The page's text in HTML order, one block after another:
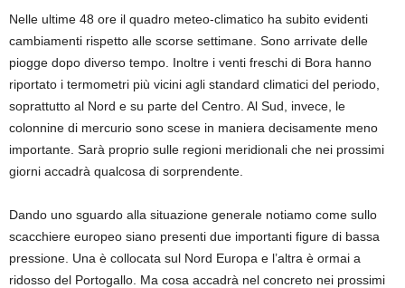
Nelle ultime 48 ore il quadro meteo-climatico ha subito evidenti
cambiamenti rispetto alle scorse settimane. Sono arrivate delle
piogge dopo diverso tempo. Inoltre i venti freschi di Bora hanno
riportato i termometri più vicini agli standard climatici del periodo,
soprattutto al Nord e su parte del Centro. Al Sud, invece, le
colonnine di mercurio sono scese in maniera decisamente meno
importante. Sarà proprio sulle regioni meridionali che nei prossimi
giorni accadrà qualcosa di sorprendente.
Dando uno sguardo alla situazione generale notiamo come sullo
scacchiere europeo siano presenti due importanti figure di bassa
pressione. Una è collocata sul Nord Europa e l’altra è ormai a
ridosso del Portogallo. Ma cosa accadrà nel concreto nei prossimi